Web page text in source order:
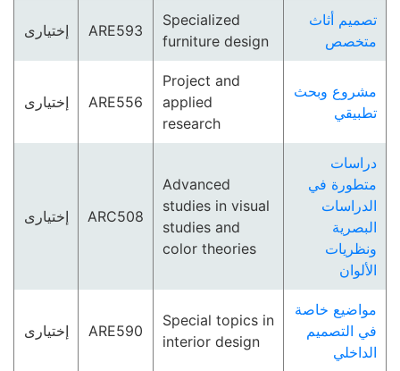
تصميم أثاث
متخصص
Specialized
furniture design
ARE593 إختيارى
مشروع وبحث
تطبيقي
Project and
applied
research
ARE556 إختيارى
دراسات
متطورة في
الدراسات
البصرية
ونظريات
الألوان
Advanced
studies in visual
studies and
color theories
ARC508 إختيارى
مواضيع خاصة
في التصميم
الداخلي
Special topics in
interior design
ARE590 إختيارى